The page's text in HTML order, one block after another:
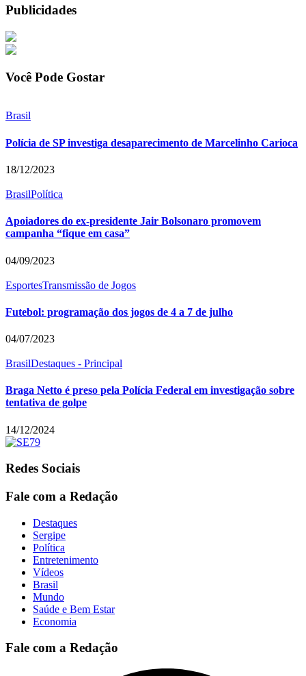
Publicidades
Você Pode Gostar
Brasil
Polícia de SP investiga desaparecimento de Marcelinho Carioca
18/12/2023
BrasilPolítica
Apoiadores do ex-presidente Jair Bolsonaro promovem
campanha “fique em casa”
04/09/2023
EsportesTransmissão de Jogos
Futebol: programação dos jogos de 4 a 7 de julho
04/07/2023
BrasilDestaques - Principal
Braga Netto é preso pela Polícia Federal em investigação sobre
tentativa de golpe
14/12/2024
Redes Sociais
Fale com a Redação
Destaques
Sergipe
Política
Entretenimento
Vídeos
Brasil
Mundo
Saúde e Bem Estar
Economia
Fale com a Redação